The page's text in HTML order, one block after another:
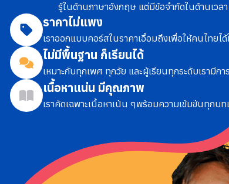
รู้ในด้านภาษาอังกฤษ แต่มีข้อจำกัดในด้านเวลา
ราคาไม่แพง
เราออกแบบคอร์สในราคาเอื้อมถึงเพื่อให้คนไทยไ
ไม่มีพื้นฐาน ก็เรียนได้
เหมาะกับทุกเพศ ทุกวัย และผู้เรียนทุกระดับเรามีก
เนื้อหาแน่น มีคุณภาพ
เราคัดเฉพาะเนื้อหาเน้น ๆพร้อมความเข้มข้นทุกบท